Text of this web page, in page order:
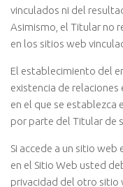
vinculados ni del
Asimismo, el Titular no
en los sitios web
El establecimiento del
existencia de
en el que se establezca
por parte del Titular de
Si accede a un sitio
en el Sitio Web usted
privacidad del otro sitio